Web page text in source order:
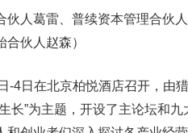
人葛雷、普续资本管理合伙
伙人赵森）
4日在北京柏悦酒店召开，由
长”为主题，开设了主论坛和